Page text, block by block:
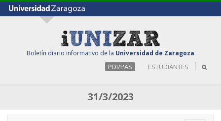
Boletín diario informativo de la Universidad de Zaragoza
PDI/PAS ESTUDIANTES
31/3/2023